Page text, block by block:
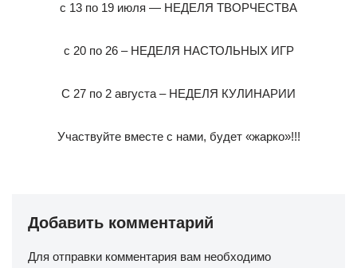
с 13 по 19 июля — НЕДЕЛЯ ТВОРЧЕСТВА
с 20 по 26 – НЕДЕЛЯ НАСТОЛЬНЫХ ИГР
С 27 по 2 августа – НЕДЕЛЯ КУЛИНАРИИ
Участвуйте вместе с нами, будет «жарко»!!!
Добавить комментарий
Для отправки комментария вам необходимо